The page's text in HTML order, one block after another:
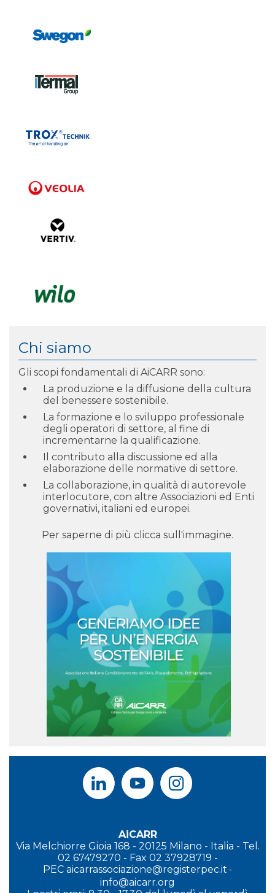
Chi siamo
Gli scopi fondamentali di AiCARR sono:
La produzione e la diffusione della cultura
del benessere sostenibile.
La formazione e lo sviluppo professionale
degli operatori di settore, al fine di
incrementarne la qualificazione.
Il contributo alla discussione ed alla
elaborazione delle normative di settore.
La collaborazione, in qualità di autorevole
interlocutore, con altre Associazioni ed Enti
governativi, italiani ed europei.
Per saperne di più clicca sull'immagine.
AiCARR
Via Melchiorre Gioia 168 - 20125 Milano - Italia - Tel.
02 67479270 - Fax 02 37928719 -
PEC aicarrassociazione@registerpec.it -
info@aicarr.org